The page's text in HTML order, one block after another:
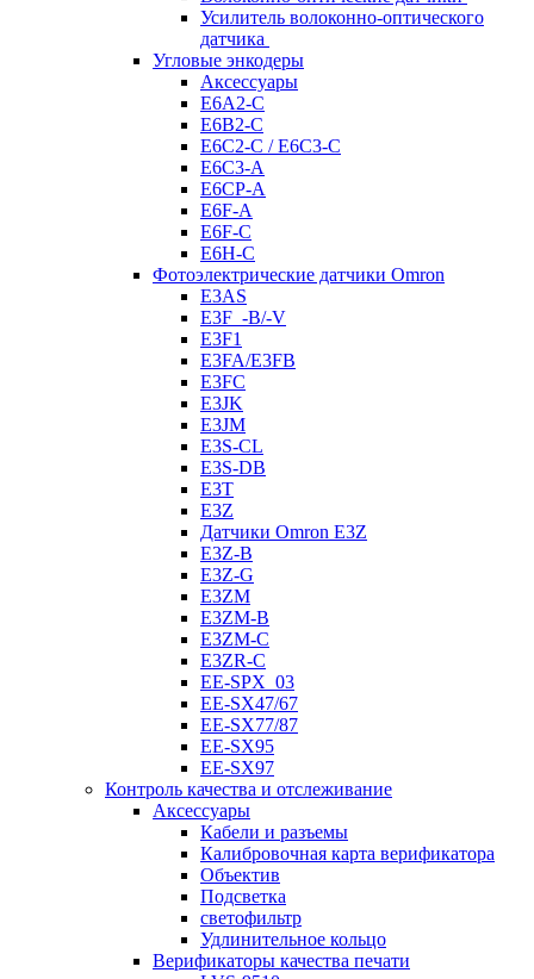
Усилитель волоконно-оптического
датчика
Угловые энкодеры
Аксессуары
E6A2-C
E6B2-C
E6C2-C / E6C3-C
E6C3-A
E6CP-A
E6F-A
E6F-C
E6H-C
Фотоэлектрические датчики Omron
E3AS
E3F_-B/-V
E3F1
E3FA/E3FB
E3FC
E3JK
E3JM
E3S-CL
E3S-DB
E3T
E3Z
Датчики Omron E3Z
E3Z-B
E3Z-G
E3ZM
E3ZM-B
E3ZM-C
E3ZR-C
EE-SPX_03
EE-SX47/67
EE-SX77/87
EE-SX95
EE-SX97
Контроль качества и отслеживание
Аксессуары
Кабели и разъемы
Калибровочная карта верификатора
Объектив
Подсветка
светофильтр
Удлинительное кольцо
Верификаторы качества печати